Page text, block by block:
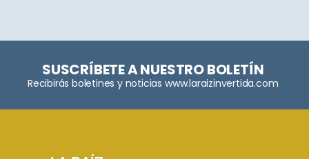
SUSCRÍBETE A NUESTRO BOLETÍN
Recibirás boletines y noticias www.laraizinvertida.com